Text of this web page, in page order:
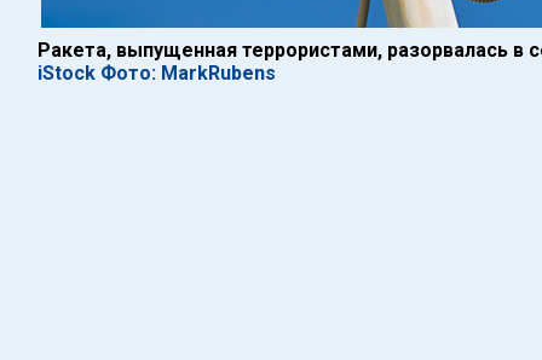
Ракета, выпущенная террористами, разорвалась в
iStock Фото: MarkRubens